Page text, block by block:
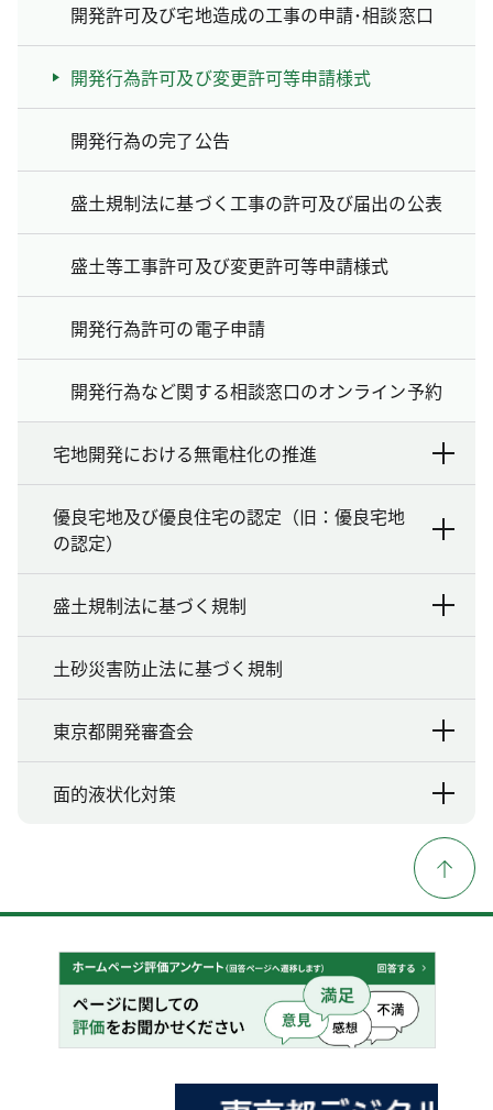
開発許可及び宅地造成の工事の申請･相談窓口
開発行為許可及び変更許可等申請様式
開発行為の完了公告
盛土規制法に基づく工事の許可及び届出の公表
盛土等工事許可及び変更許可等申請様式
開発行為許可の電子申請
開発行為など関する相談窓口のオンライン予約
宅地開発における無電柱化の推進
優良宅地及び優良住宅の認定（旧：優良宅地
の認定）
盛土規制法に基づく規制
土砂災害防止法に基づく規制
東京都開発審査会
面的液状化対策